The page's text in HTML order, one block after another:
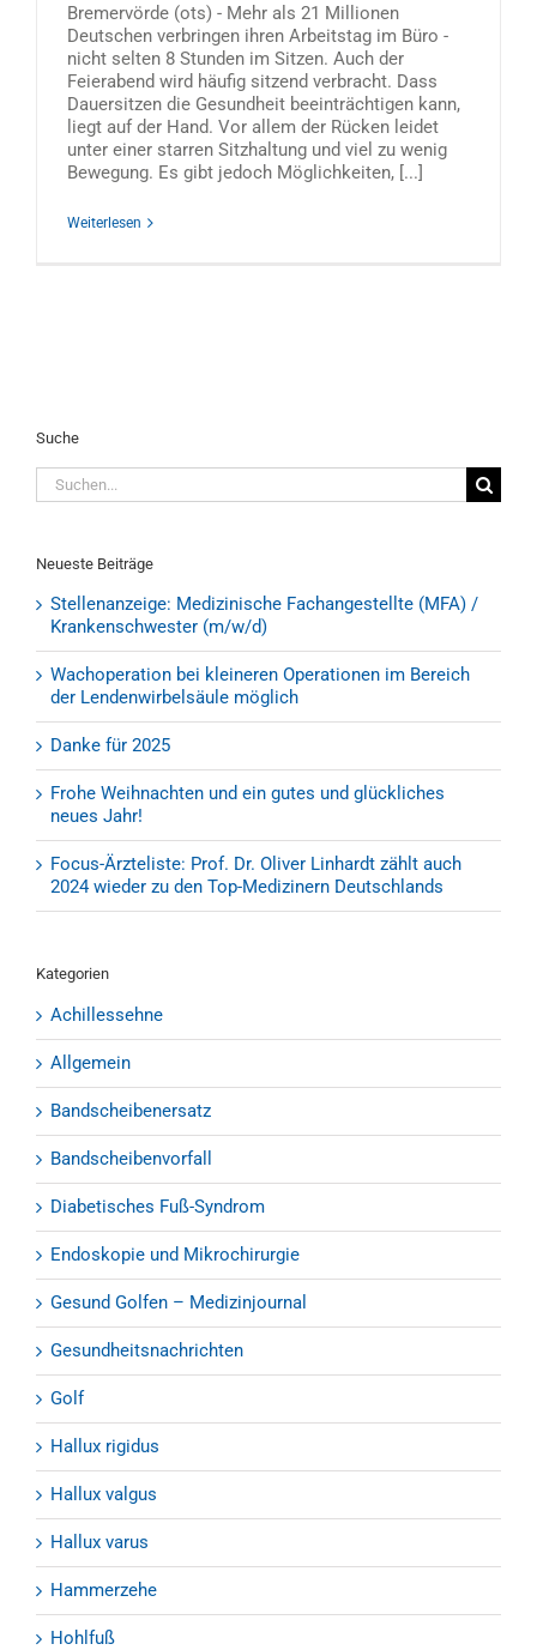
Bremervörde (ots) - Mehr als 21 Millionen
Deutschen verbringen ihren Arbeitstag im Büro -
nicht selten 8 Stunden im Sitzen. Auch der
Feierabend wird häufig sitzend verbracht. Dass
Dauersitzen die Gesundheit beeinträchtigen kann,
liegt auf der Hand. Vor allem der Rücken leidet
unter einer starren Sitzhaltung und viel zu wenig
Bewegung. Es gibt jedoch Möglichkeiten, [...]
Weiterlesen
Suche
Suche
nach:
Neueste Beiträge
Stellenanzeige: Medizinische Fachangestellte (MFA) /
Krankenschwester (m/w/d)
Wachoperation bei kleineren Operationen im Bereich
der Lendenwirbelsäule möglich
Danke für 2025
Frohe Weihnachten und ein gutes und glückliches
neues Jahr!
Focus-Ärzteliste: Prof. Dr. Oliver Linhardt zählt auch
2024 wieder zu den Top-Medizinern Deutschlands
Kategorien
Achillessehne
Allgemein
Bandscheibenersatz
Bandscheibenvorfall
Diabetisches Fuß-Syndrom
Endoskopie und Mikrochirurgie
Gesund Golfen – Medizinjournal
Gesundheitsnachrichten
Golf
Hallux rigidus
Hallux valgus
Hallux varus
Hammerzehe
Hohlfuß